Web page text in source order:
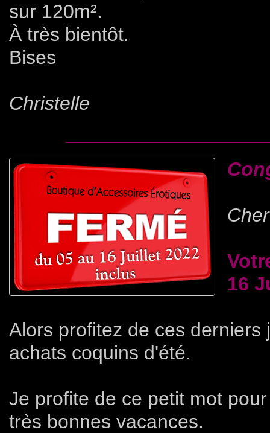
sur 120m².
À très bientôt.
Bises
Christelle
16
Alors profitez de ces
achats coquins d'été.
Je profite de ce petit mot
très bonnes vacances.